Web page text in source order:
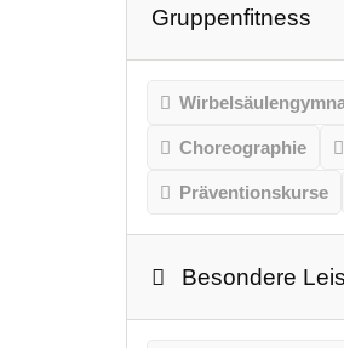
Gruppenfitness
Choreographie
Präventionskurse
Besondere